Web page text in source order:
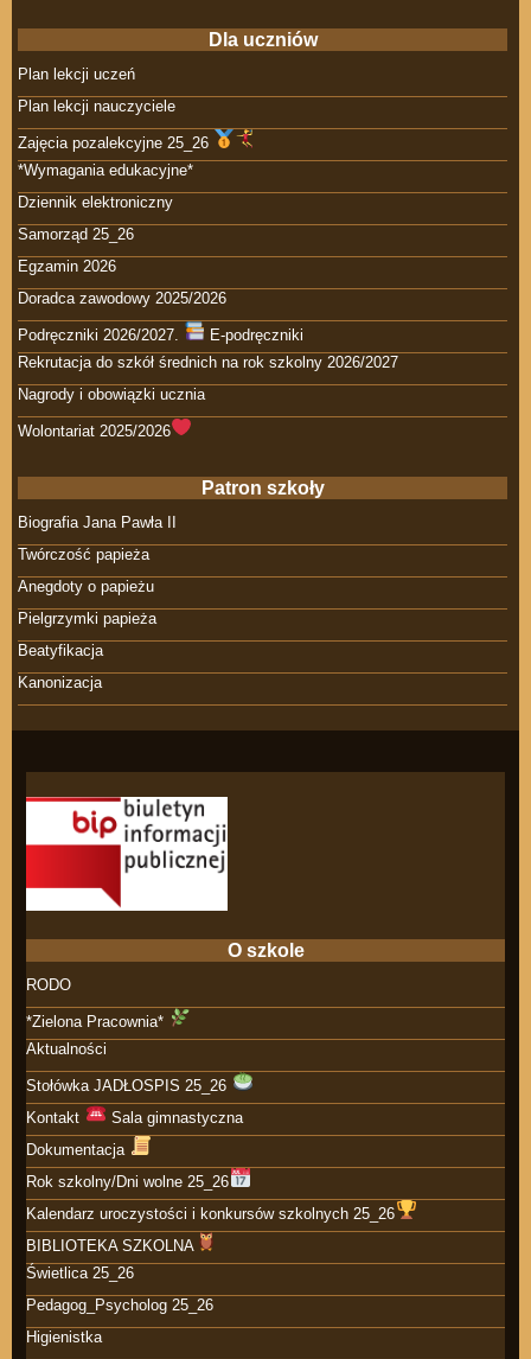
Dla uczniów
Plan lekcji uczeń
Plan lekcji nauczyciele
Zajęcia pozalekcyjne 25_26
*Wymagania edukacyjne*
Dziennik elektroniczny
Samorząd 25_26
Egzamin 2026
Doradca zawodowy 2025/2026
Podręczniki 2026/2027.
E-podręczniki
Rekrutacja do szkół średnich na rok szkolny 2026/2027
Nagrody i obowiązki ucznia
Wolontariat 2025/2026
Patron szkoły
Biografia Jana Pawła II
Twórczość papieża
Anegdoty o papieżu
Pielgrzymki papieża
Beatyfikacja
Kanonizacja
O szkole
RODO
*Zielona Pracownia*
Aktualności
Stołówka JADŁOSPIS 25_26
Kontakt
Sala gimnastyczna
Dokumentacja
Rok szkolny/Dni wolne 25_26
Kalendarz uroczystości i konkursów szkolnych 25_26
BIBLIOTEKA SZKOLNA
Świetlica 25_26
Pedagog_Psycholog 25_26
Higienistka